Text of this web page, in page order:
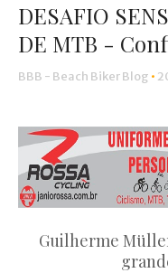
DESAFIO
DE MTB -
BBB - Beach Biker Blog •
Guilherme